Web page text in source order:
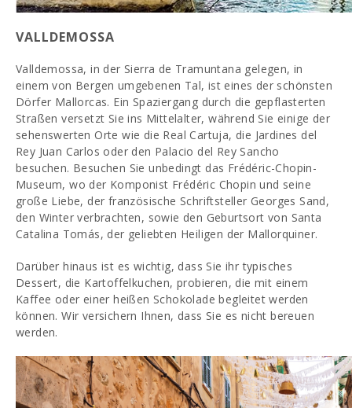
VALLDEMOSSA
Valldemossa, in der Sierra de Tramuntana gelegen, in
einem von Bergen umgebenen Tal, ist eines der schönsten
Dörfer Mallorcas. Ein Spaziergang durch die gepflasterten
Straßen versetzt Sie ins Mittelalter, während Sie einige der
sehenswerten Orte wie die Real Cartuja, die Jardines del
Rey Juan Carlos oder den Palacio del Rey Sancho
besuchen. Besuchen Sie unbedingt das Frédéric-Chopin-
Museum, wo der Komponist Frédéric Chopin und seine
große Liebe, der französische Schriftsteller Georges Sand,
den Winter verbrachten, sowie den Geburtsort von Santa
Catalina Tomás, der geliebten Heiligen der Mallorquiner.
Darüber hinaus ist es wichtig, dass Sie ihr typisches
Dessert, die Kartoffelkuchen, probieren, die mit einem
Kaffee oder einer heißen Schokolade begleitet werden
können. Wir versichern Ihnen, dass Sie es nicht bereuen
werden.